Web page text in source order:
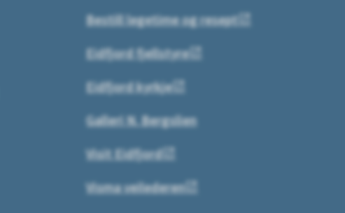
Bestill legetime og resept
Eidfjord fjellstyre
Eidfjord kyrkje
Galleri N. Bergslien
Visit Eidfjord
Visma veilederen